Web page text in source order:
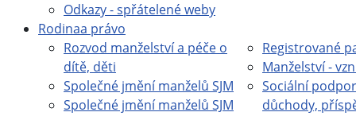
Odkazy - spřátelené weby
Rodinaa právo
Rozvod manželství a péče o
dítě, děti
Společné jmění manželů SJM
Společné jmění manželů SJM
Registrované
Manželství -
Sociální
důchody,